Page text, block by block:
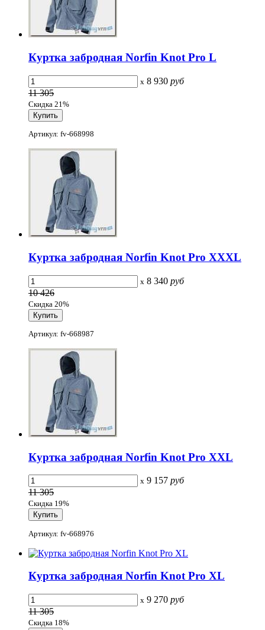
Куртка забродная Norfin Knot Pro L
x 8 930 руб
11 305
Скидка 21%
Артикул: fv-668998
Куртка забродная Norfin Knot Pro XXXL
x 8 340 руб
10 426
Скидка 20%
Артикул: fv-668987
Куртка забродная Norfin Knot Pro XXL
x 9 157 руб
11 305
Скидка 19%
Артикул: fv-668976
Куртка забродная Norfin Knot Pro XL
x 9 270 руб
11 305
Скидка 18%